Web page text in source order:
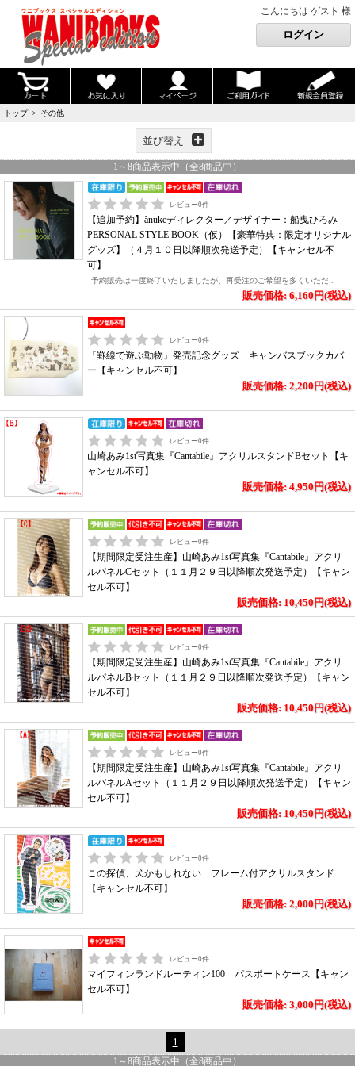
こんにちは ゲスト 様
トップ> その他
並び替え
1 ～ 8商品表示中（全8商品中）
レビュー0件
【追加予約】ànukeディレクター／デザイナー：船曳ひろみ
PERSONAL STYLE BOOK（仮）【豪華特典：限定オリジナル
グッズ】（４月１０日以降順次発送予定）【キャンセル不
可】
予約販売は一度終了いたしましたが、再受注のご希望を多くいただ..
販売価格: 6,160円(税込)
レビュー0件
『罫線で遊ぶ動物』発売記念グッズ キャンバスブックカバ
ー【キャンセル不可】
販売価格: 2,200円(税込)
レビュー0件
山崎あみ1st写真集『Cantabile』アクリルスタンドBセット【キ
ャンセル不可】
販売価格: 4,950円(税込)
レビュー0件
【期間限定受注生産】山崎あみ1st写真集『Cantabile』アクリ
ルパネルCセット（１１月２９日以降順次発送予定）【キャン
セル不可】
販売価格: 10,450円(税込)
レビュー0件
【期間限定受注生産】山崎あみ1st写真集『Cantabile』アクリ
ルパネルBセット（１１月２９日以降順次発送予定）【キャン
セル不可】
販売価格: 10,450円(税込)
レビュー0件
【期間限定受注生産】山崎あみ1st写真集『Cantabile』アクリ
ルパネルAセット（１１月２９日以降順次発送予定）【キャン
セル不可】
販売価格: 10,450円(税込)
レビュー0件
この探偵、犬かもしれない フレーム付アクリルスタンド
【キャンセル不可】
販売価格: 2,000円(税込)
レビュー0件
マイフィンランドルーティン100 パスポートケース【キャン
セル不可】
販売価格: 3,000円(税込)
1
1 ～ 8商品表示中（全8商品中）